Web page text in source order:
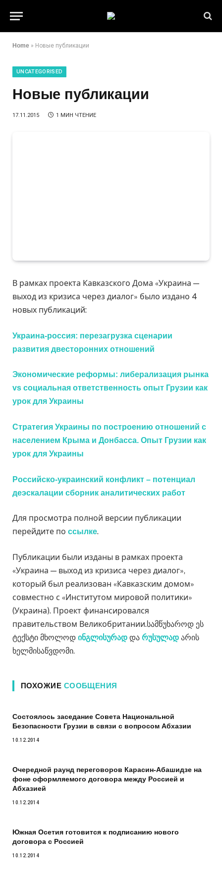
Home » Новые публикации
UNCATEGORISED
Новые публикации
17.11.2015 1 МИН ЧТЕНИЕ
В рамках проекта Кавказского Дома «Украина —
выход из кризиса через диалог» было издано 4
новых публикаций:
Украина-россия: перезагрузка сценарии
развития двeсторонних отношений
Экономические реформы: либерализация рынка
vs социальная ответственность опыт Грузии как
урок для Украины
Стратегия Украины по построению отношений с
населением Крыма и Донбасса. Опыт Грузии как
урок для Украины
Российско-украинский конфликт – потенциал
деэскалации сборник аналитических работ
Для просмотра полной версии публикации
перейдите по ссылке.
Публикации были изданы в рамках проекта
«Украина — выход из кризиса через диалог»,
который был реализован «Кавказским домом»
совместно с «Институтом мировой политики»
(Украина). Проект финансировался
правительством Великобритании.სამწუხაროდ ეს
ტექსტი მხოლოდ ინგლისურად და რუსულად არის
ხელმისაწვდომი.
ПОХОЖИЕ СООБЩЕНИЯ
Состоялось заседание Совета Национальной
Безопасности Грузии в связи с вопросом Абхазии
10.12.2014
Очередной раунд переговоров Карасин-Абашидзе на
фоне оформляемого договора между Россией и
Абхазией
10.12.2014
Южная Осетия готовится к подписанию нового
договора с Россией
10.12.2014